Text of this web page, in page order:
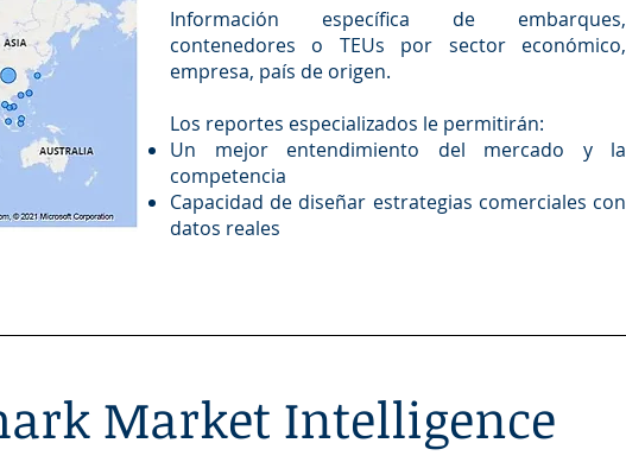
Información específica de embarques,
contenedores o TEUs por sector económico,
empresa, país de origen.
Los reportes especializados le permitirán:
Un mejor entendimiento del mercado y la
competencia
Capacidad de diseñar estrategias comerciales con
datos reales
Market Intelligence